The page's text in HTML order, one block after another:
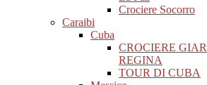
Crociere Socorro
Caraibi
Cuba
CROCIERE
REGINA
TOUR DI CUBA